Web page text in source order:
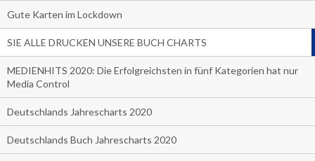
Gute Karten im Lockdown
SIE ALLE DRUCKEN UNSERE BUCH CHARTS
MEDIENHITS 2020: Die Erfolgreichsten in fünf Kategorien hat nur
Media Control
Deutschlands Jahrescharts 2020
Deutschlands Buch Jahrescharts 2020